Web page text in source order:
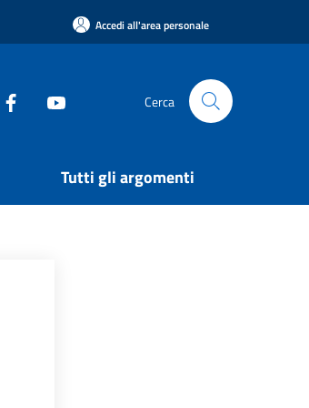
Accedi all'area personale
Cerca
Tutti gli argomenti